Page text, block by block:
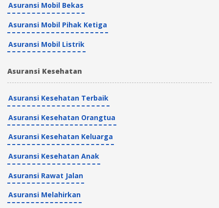
Asuransi Mobil Bekas
Asuransi Mobil Pihak Ketiga
Asuransi Mobil Listrik
Asuransi Kesehatan
Asuransi Kesehatan Terbaik
Asuransi Kesehatan Orangtua
Asuransi Kesehatan Keluarga
Asuransi Kesehatan Anak
Asuransi Rawat Jalan
Asuransi Melahirkan